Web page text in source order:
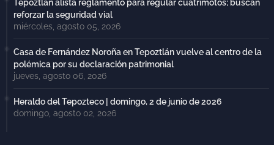
Tepoztlán alista reglamento para regular cuatrimotos; buscan
reforzar la seguridad vial
miércoles, agosto 05, 2026
Casa de Fernández Noroña en Tepoztlán vuelve al centro de la
polémica por su declaración patrimonial
jueves, agosto 06, 2026
Heraldo del Tepozteco | domingo, 2 de junio de 2026
domingo, agosto 02, 2026